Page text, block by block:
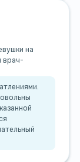
на
врач-